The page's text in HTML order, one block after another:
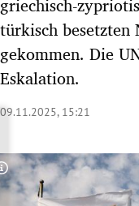
Untermenü
Untermenü
Untermenü
türkisch besetzten
gekommen. Die
Eskalation.
09.11.2025, 15:21
Copyright-Hinweis